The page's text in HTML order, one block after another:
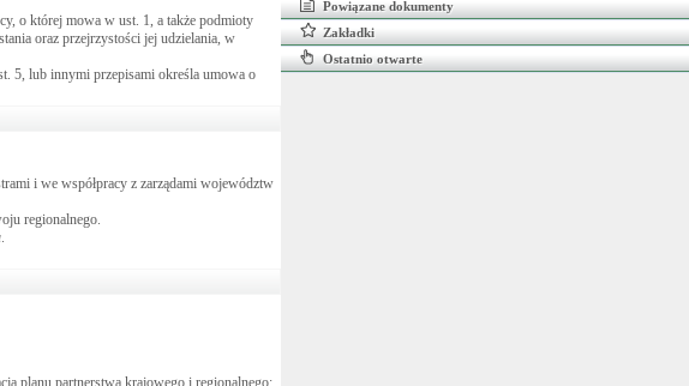
o której mowa w ust. 1, a także podmioty
oraz przejrzystości jej udzielania, w
5, lub innymi przepisami określa umowa o
i we współpracy z zarządami województw
regionalnego.
.
planu partnerstwa krajowego i regionalnego;
Powiązane dokumenty
Zakładki
Ostatnio otwarte